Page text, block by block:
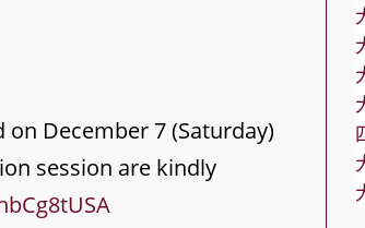
December 7 (Saturday)
session are kindly